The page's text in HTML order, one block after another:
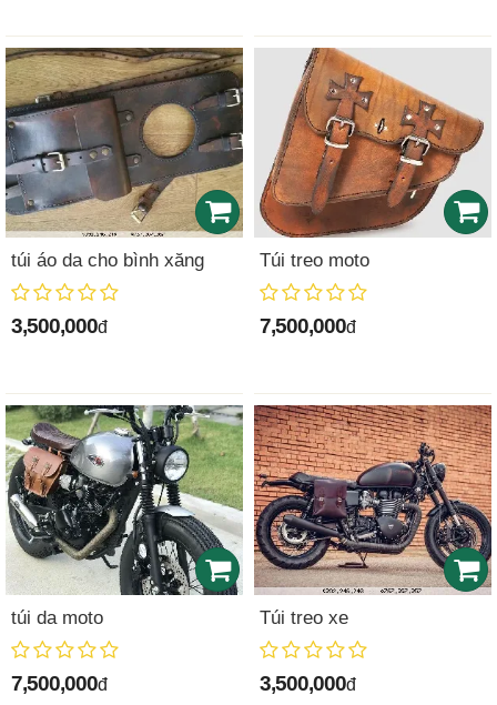
túi áo da cho bình xăng
3,500,000đ
Túi treo moto
7,500,000đ
túi da moto
7,500,000đ
Túi treo xe
3,500,000đ